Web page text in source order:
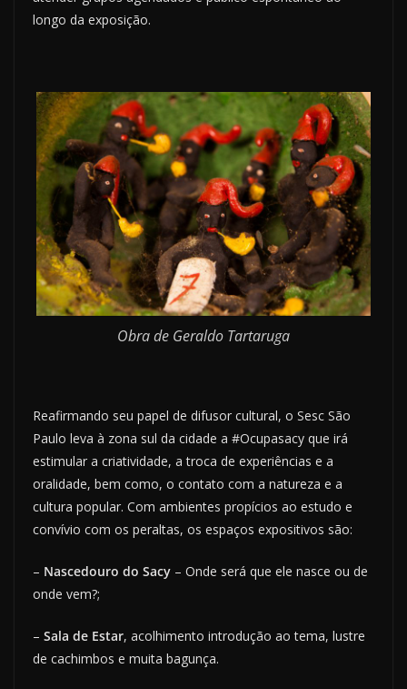
longo da exposição.
Obra de Geraldo Tartaruga
Reafirmando seu papel de difusor cultural, o Sesc São
Paulo leva à zona sul da cidade a #Ocupasacy que irá
estimular a criatividade, a troca de experiências e a
oralidade, bem como, o contato com a natureza e a
cultura popular. Com ambientes propícios ao estudo e
convívio com os peraltas, os espaços expositivos são:
– Nascedouro do Sacy – Onde será que ele nasce ou de
onde vem?;
– Sala de Estar, acolhimento introdução ao tema, lustre
de cachimbos e muita bagunça.